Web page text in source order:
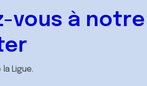
vous à notre
Ligue.